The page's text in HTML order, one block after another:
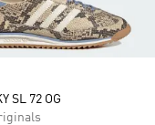
SL 72 OG